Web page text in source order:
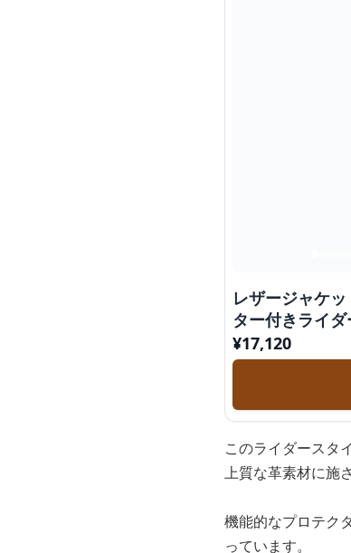
レザージャケ
ター付きライダ
¥17,120
このライダースタ
上質な革素材に施
機能的なプロテク
っています。